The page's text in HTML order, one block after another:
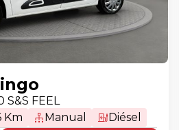
S&S FEEL
Km Manual
Diésel